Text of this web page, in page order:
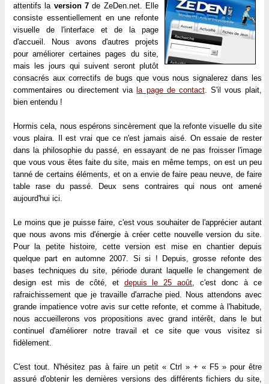
attentifs la version 7 de ZeDen.net. Elle
consiste essentiellement en une refonte
visuelle de l'interface et de la page
d'accueil. Nous avons d'autres projets
pour améliorer certaines pages du site,
mais les jours qui suivent seront plutôt
consacrés aux correctifs de bugs que vous nous signalerez dans les
commentaires ou directement via la page de contact. S'il vous plait,
bien entendu !
Hormis cela, nous espérons sincèrement que la refonte visuelle du site
vous plaira. Il est vrai que ce n'est jamais aisé. On essaie de rester
dans la philosophie du passé, en essayant de ne pas froisser l'image
que vous vous êtes faite du site, mais en même temps, on est un peu
tanné de certains éléments, et on a envie de faire peau neuve, de faire
table rase du passé. Deux sens contraires qui nous ont amené
aujourd'hui ici.
Le moins que je puisse faire, c'est vous souhaiter de l'apprécier autant
que nous avons mis d'énergie à créer cette nouvelle version du site.
Pour la petite histoire, cette version est mise en chantier depuis
quelque part en automne 2007. Si si ! Depuis, grosse refonte des
bases techniques du site, période durant laquelle le changement de
design est mis de côté, et depuis le 25 août, c'est donc à ce
rafraichissement que je travaille d'arrache pied. Nous attendons avec
grande impatience votre avis sur cette refonte, et comme à l'habitude,
nous accueillerons vos propositions avec grand intérêt, dans le but
continuel d'améliorer notre travail et ce site que vous visitez si
fidèlement.
C'est tout. N'hésitez pas à faire un petit « Ctrl » + « F5 » pour être
assuré d'obtenir les dernières versions des différents fichiers du site,